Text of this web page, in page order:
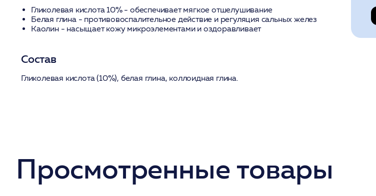
Гликолевая кислота 10%- обеспечивает мягкое отшелушивание
Белая глина- противовоспалительное действие и регуляция сальных желез
Каолин- насыщает кожу микроэлементами и оздоравливает
Состав
Гликолевая кислота (10%), белая глина, коллоидная глина.
Просмотренные товары